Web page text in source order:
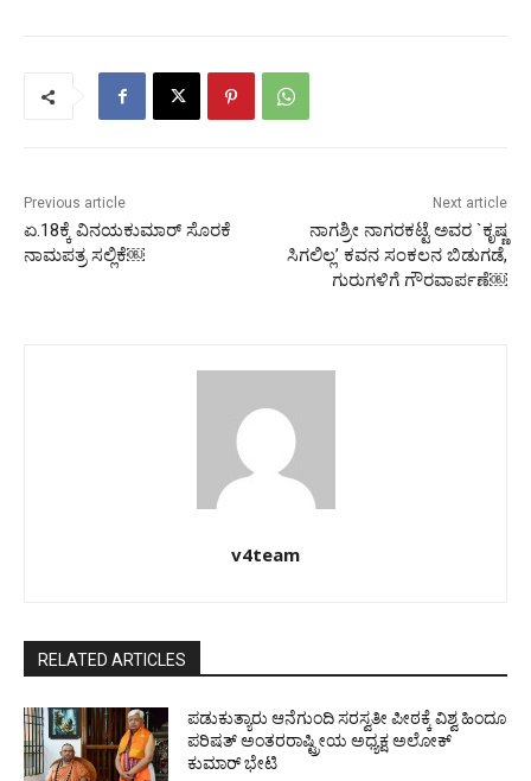
Previous article
ಏ.18ಕ್ಕೆ ವಿನಯಕುಮಾರ್ ಸೊರಕೆ
ನಾಮಪತ್ರ ಸಲ್ಲಿಕೆ￼
Next article
ನಾಗಶ್ರೀ ನಾಗರಕಟ್ಟೆ ಅವರ `ಕೃಷ್ಣ
ಸಿಗಲಿಲ್ಲ’ ಕವನ ಸಂಕಲನ ಬಿಡುಗಡೆ,
ಗುರುಗಳಿಗೆ ಗೌರವಾರ್ಪಣೆ￼
v4team
RELATED ARTICLES
ಪಡುಕುತ್ಯಾರು ಆನೆಗುಂದಿ ಸರಸ್ವತೀ ಪೀಠಕ್ಕೆ ವಿಶ್ವ ಹಿಂದೂ
ಪರಿಷತ್ ಅಂತರರಾಷ್ಟ್ರೀಯ ಅಧ್ಯಕ್ಷ ಅಲೋಕ್
ಕುಮಾರ್ ಭೇಟಿ